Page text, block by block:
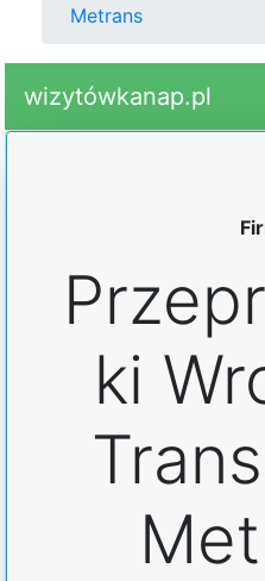
Metrans
wizytówkanap.pl
ki